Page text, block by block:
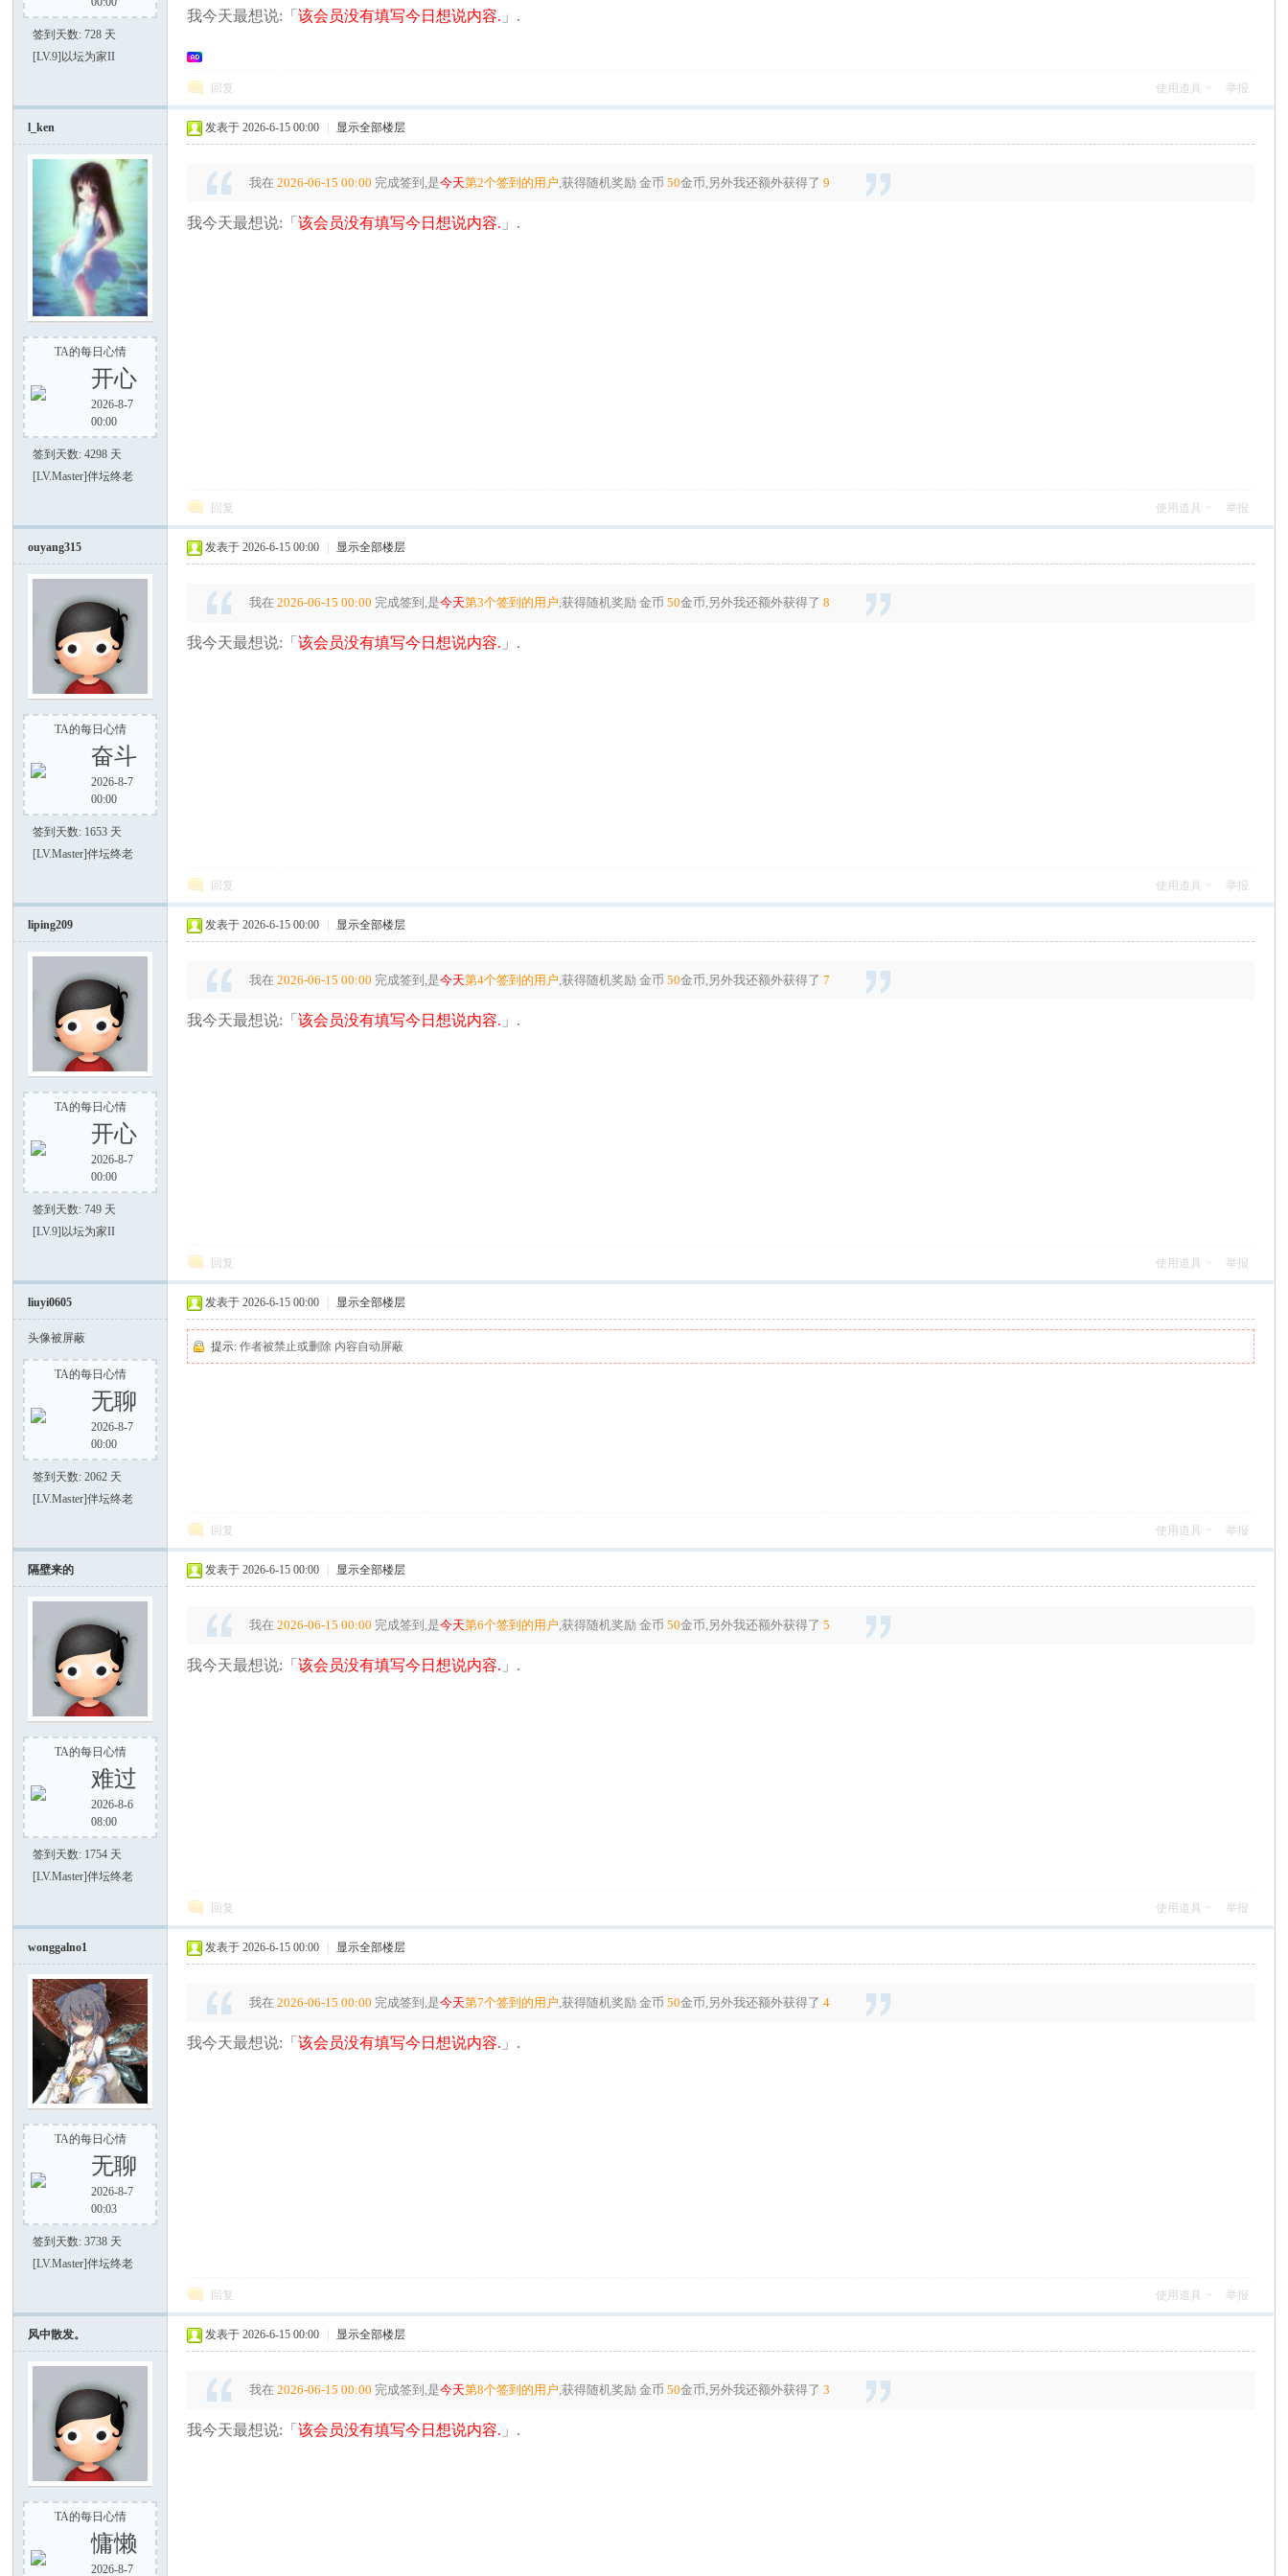
好
之
签到天数: 728 天
[LV.9]以坛为家II
我今天最想说:「该会员没有填写今日想说内容. 」.
回复 使用道具 举报
l_ken
TA的每日心情
开心
2026-8-7
00:00
签到天数: 4298 天
[LV.Master]伴坛终老
发表于 2026-6-15 00:00 显示全部楼层
我在 2026-06-15 00:00 完成签到,是今天第2个签到的用户,获得随机奖励金币50金币,另外我还额外获得了 9
我今天最想说:「该会员没有填写今日想说内容. 」.
回复 使用道具 举报
ouyang315
TA的每日心情
奋斗
2026-8-7
00:00
签到天数: 1653 天
[LV.Master]伴坛终老
发表于 2026-6-15 00:00 显示全部楼层
我在 2026-06-15 00:00 完成签到,是今天第3个签到的用户,获得随机奖励金币50金币,另外我还额外获得了 8
我今天最想说:「该会员没有填写今日想说内容. 」.
回复 使用道具 举报
liping209
TA的每日心情
开心
2026-8-7
00:00
签到天数: 749 天
[LV.9]以坛为家II
发表于 2026-6-15 00:00 显示全部楼层
我在 2026-06-15 00:00 完成签到,是今天第4个签到的用户,获得随机奖励金币50金币,另外我还额外获得了 7
我今天最想说:「该会员没有填写今日想说内容. 」.
回复 使用道具 举报
liuyi0605
头像被屏蔽
TA的每日心情
无聊
2026-8-7
00:00
签到天数: 2062 天
[LV.Master]伴坛终老
发表于 2026-6-15 00:00 显示全部楼层
提示:作者被禁止或删除 内容自动屏蔽
回复 使用道具 举报
隔壁来的
TA的每日心情
难过
2026-8-6
08:00
签到天数: 1754 天
[LV.Master]伴坛终老
发表于 2026-6-15 00:00 显示全部楼层
我在 2026-06-15 00:00 完成签到,是今天第6个签到的用户,获得随机奖励金币50金币,另外我还额外获得了 5
我今天最想说:「该会员没有填写今日想说内容. 」.
回复 使用道具 举报
wonggalno1
TA的每日心情
无聊
2026-8-7
00:03
签到天数: 3738 天
[LV.Master]伴坛终老
发表于 2026-6-15 00:00 显示全部楼层
我在 2026-06-15 00:00 完成签到,是今天第7个签到的用户,获得随机奖励金币50金币,另外我还额外获得了 4
我今天最想说:「该会员没有填写今日想说内容. 」.
回复 使用道具 举报
风中散发。
TA的每日心情
慵懒
2026-8-7
发表于 2026-6-15 00:00 显示全部楼层
我在 2026-06-15 00:00 完成签到,是今天第8个签到的用户,获得随机奖励金币50金币,另外我还额外获得了 3
我今天最想说:「该会员没有填写今日想说内容. 」.